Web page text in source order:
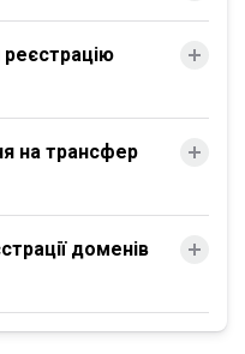
на трансфер
доменів